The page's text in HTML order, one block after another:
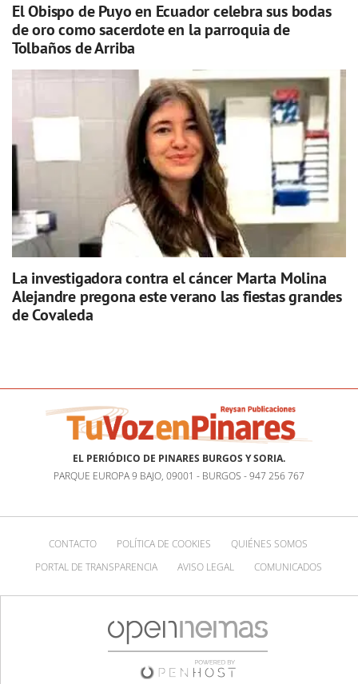
El Obispo de Puyo en Ecuador celebra sus bodas
de oro como sacerdote en la parroquia de
Tolbaños de Arriba
La investigadora contra el cáncer Marta Molina
Alejandre pregona este verano las fiestas grandes
de Covaleda
EL PERIÓDICO DE PINARES BURGOS Y SORIA.
PARQUE EUROPA 9 BAJO, 09001 - BURGOS - 947 256 767
CONTACTO POLÍTICA DE COOKIES
QUIÉNES SOMOS
PORTAL DE TRANSPARENCIA
AVISO LEGAL COMUNICADOS